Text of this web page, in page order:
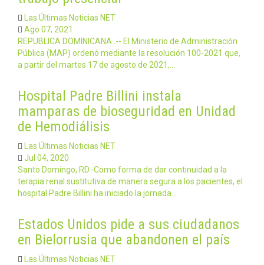
Las Últimas Noticias NET
Ago 07, 2021
REPUBLICA DOMINICANA .-- El Ministerio de Administración
Pública (MAP) ordenó mediante la resolución 100-2021 que,
a partir del martes 17 de agosto de 2021,…
Hospital Padre Billini instala
mamparas de bioseguridad en Unidad
de Hemodiálisis
Las Últimas Noticias NET
Jul 04, 2020
Santo Domingo, RD.-Como forma de dar continuidad a la
terapia renal sustitutiva de manera segura a los pacientes, el
hospital Padre Billini ha iniciado la jornada…
Estados Unidos pide a sus ciudadanos
en Bielorrusia que abandonen el país
Las Últimas Noticias NET